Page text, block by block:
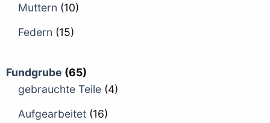
Muttern (10)
Federn (15)
Fundgrube (65)
gebrauchte Teile (4)
Aufgearbeitet (16)